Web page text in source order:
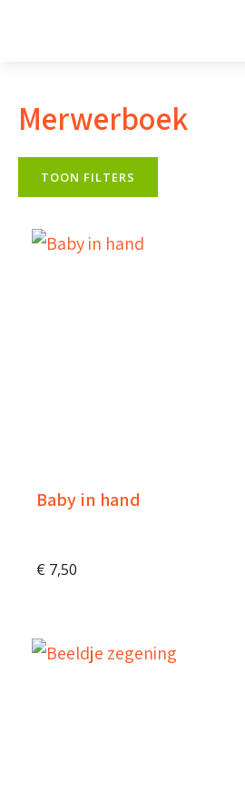
Merwerboek
TOON FILTERS
Baby in hand
€ 7,50